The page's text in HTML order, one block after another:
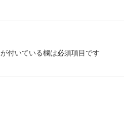
が付いている欄は必須項目です